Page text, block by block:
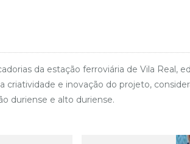
da estação ferroviária de Vila Real,
criatividade e inovação do projeto,
duriense e alto duriense.